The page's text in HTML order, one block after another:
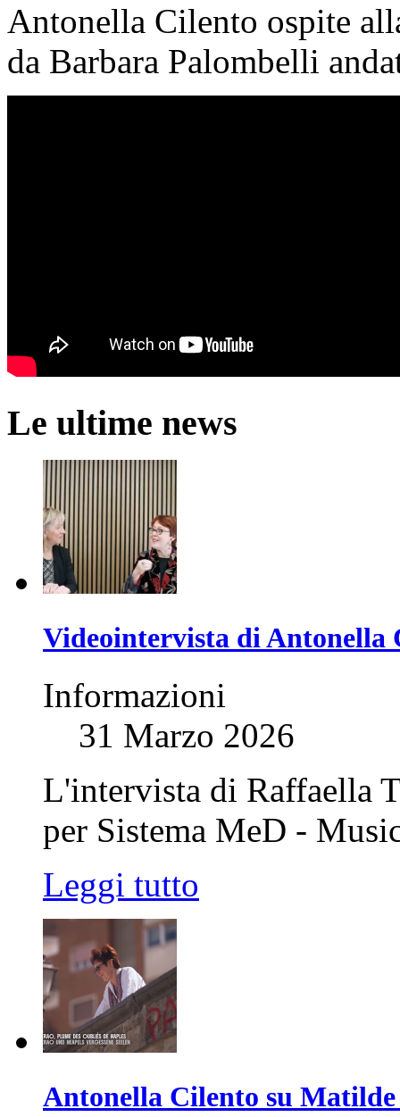
Antonella Cilento ospite
da Barbara Palombelli
Le ultime news
Videointervista di Antonella
Informazioni
31 Marzo 2026
L'intervista di Raffaella
per Sistema MeD -
Leggi tutto
Antonella Cilento su